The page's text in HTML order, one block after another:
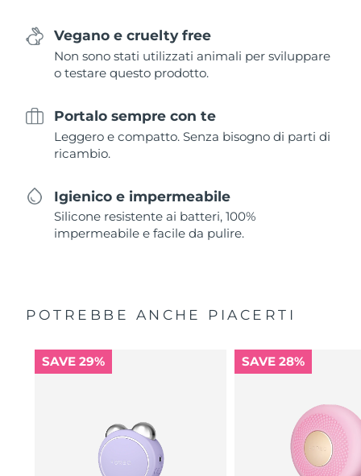
Vegano e cruelty free
Non sono stati utilizzati animali per sviluppare
o testare questo prodotto.
Portalo sempre con te
Leggero e compatto. Senza bisogno di parti di
ricambio.
Igienico e impermeabile
Silicone resistente ai batteri, 100%
impermeabile e facile da pulire.
POTREBBE ANCHE PIACERTI
SAVE 29% SAVE 28%